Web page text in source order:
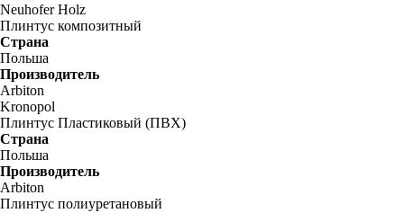
Neuhofer Holz
Плинтус композитный
Страна
Польша
Производитель
Arbiton
Kronopol
Плинтус Пластиковый (ПВХ)
Страна
Польша
Производитель
Arbiton
Плинтус полиуретановый